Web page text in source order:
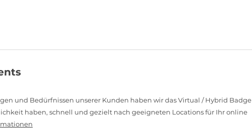
und Bedürfnissen unserer Kunden haben wir das Virtual / Hybrid Badge
haben, schnell und gezielt nach geeigneten Locations für Ihr online